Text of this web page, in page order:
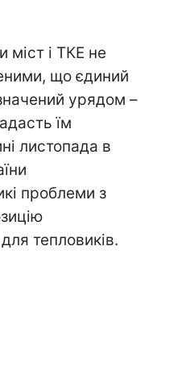
міст і ТКЕ не
що єдиний
урядом –
їм
листопада в
проблеми з
тепловиків.